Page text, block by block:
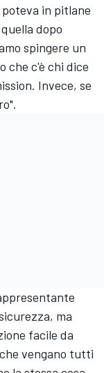
in pitlane
dopo
spingere un
che c'è chi dice
Invece, se
ma
facile da
vengano tutti